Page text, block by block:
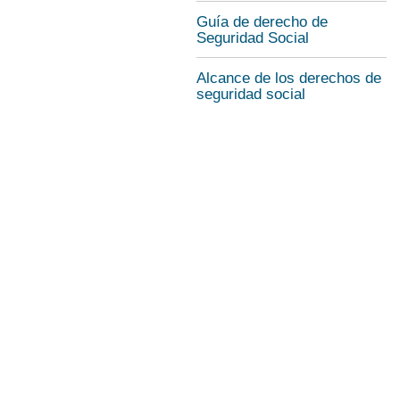
Guía de derecho de
Seguridad Social
Alcance de los derechos de
seguridad social